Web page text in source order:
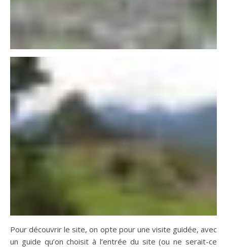
Pour découvrir le site, on opte pour une visite guidée, avec
un guide qu’on choisit à l’entrée du site (ou ne serait-ce